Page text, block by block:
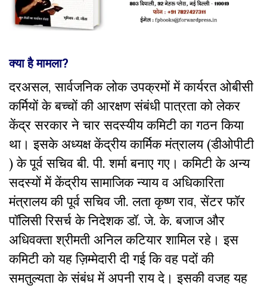
क्या है मामला?
दरअसल, सार्वजनिक लोक उपक्रमों में कार्यरत ओबीसी
कर्मियों के बच्चों की आरक्षण संबंधी पात्रता को लेकर
केंद्र सरकार ने चार सदस्यीय कमिटी का गठन किया
था। इसके अध्यक्ष केंद्रीय कार्मिक मंत्रालय (डीओपीटी
) के पूर्व सचिव बी. पी. शर्मा बनाए गए। कमिटी के अन्य
सदस्यों में केंद्रीय सामाजिक न्याय व अधिकारिता
मंत्रालय की पूर्व सचिव जी. लता कृष्ण राव, सेंटर फॉर
पॉलिसी रिसर्च के निदेशक डॉ. जे. के. बजाज और
अधिवक्ता श्रीमती अनिल कटियार शामिल रहे। इस
कमिटी को यह ज़िम्मेदारी दी गई कि वह पदों की
समतुल्यता के संबंध में अपनी राय दे। इसकी वजह यह